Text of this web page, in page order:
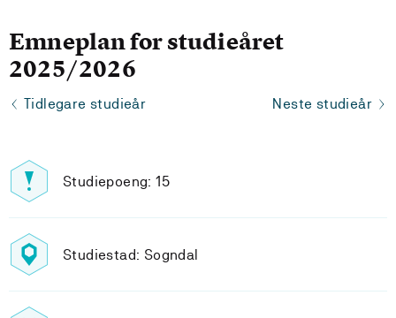
Emneplan for studieåret
2025/2026
Tidlegare studieår Neste studieår
Studiepoeng: 15
Studiestad: Sogndal